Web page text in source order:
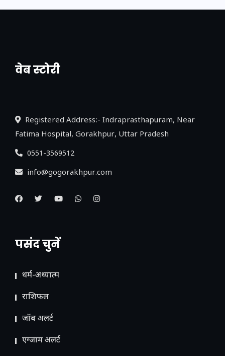
वेब स्टोरी
नया एक्सप्रेसवे: पूर्वांचल का लक, डेवलपमेंट का
Registered Address:- Indraprasthapuram, Near
Fatima Hospital, Gorakhpur, Uttar Pradesh
0551-3569512
info@gogorakhpur.com
पसंद चुनें
धर्म-अध्यात्म
राशिफल
जॉब अलर्ट
एग्जाम अलर्ट